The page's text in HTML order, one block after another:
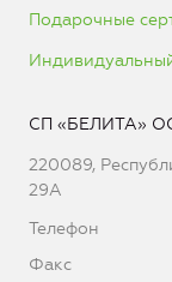
Подарочные
СП «БЕЛИТА»
220089,
29А
Телефон
Факс